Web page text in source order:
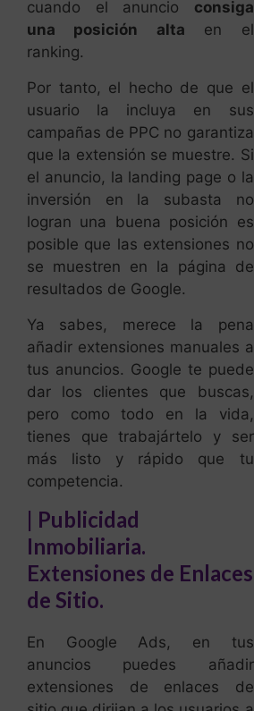
usuario la incluya en sus
campañas de PPC no garantiza
que la extensión se muestre. Si
el anuncio, la landing page o la
inversión en la subasta no
logran una buena posición es
posible que las extensiones no
se muestren en la página de
resultados de Google.
Ya sabes, merece la pena
añadir extensiones manuales a
tus anuncios. Google te puede
dar los clientes que buscas,
pero como todo en la vida,
tienes que trabajártelo y ser
más listo y rápido que tu
competencia.
| Publicidad
Inmobiliaria.
Extensiones de Enlaces
En Google Ads, en tus
anuncios puedes añadir
extensiones de enlaces de
sitio que dirijan a los usuarios a
páginas determinadas de tu
sitio web, como una propiedad
en específico o tu horario de la
oficina de tu agencia